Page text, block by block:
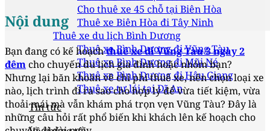
Cho thuê xe 45 chỗ tại Biên Hòa
Thuê xe Biên Hòa đi Tây Ninh
Thuê xe du lịch Bình Dương
Thuê xe Bình Dương đi Vũng Tàu
Thuê xe Bình Dương đi Mũi Né
Thuê xe Bình Dương đi Hậu Giang
Thuê xe tự lái tại Dĩ An
Tin tức
Nội dung
Bạn đang có kế hoạchthuê xe đi Vũng Tàu 3 ngày 2
đêmcho chuyến du lịch gia đình hoặc nhóm bạn?
Nhưng lại băn khoăn về chi phí thuê xe, nên chọn loại xe
nào, lịch trình đi ra sao cho hợp lý để vừa tiết kiệm, vừa
thoải mái mà vẫn khám phá trọn vẹn Vũng Tàu? Đây là
những câu hỏi rất phổ biến khi khách lên kế hoạch cho